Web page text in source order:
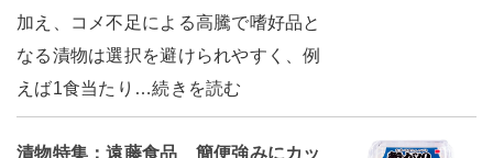
加え、コメ不足による高騰で嗜好品と
なる漬物は選択を避けられやすく、例
えば1食当たり…続きを読む
漬物特集：遠藤食品 簡便強みにカッ